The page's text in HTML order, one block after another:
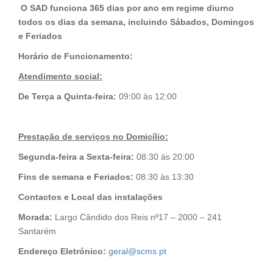
O SAD funciona 365 dias por ano em regime diurno
todos os dias da semana, incluindo Sábados, Domingos
e Feriados
Horário de Funcionamento:
Atendimento social:
De Terça a Quinta-feira: 09:00 às 12:00
Prestação de serviços no Domicílio:
Segunda-feira a Sexta-feira: 08:30 às 20:00
Fins de semana e Feriados: 08:30 às 13:30
Contactos e Local das instalações
Morada: Largo Cândido dos Reis nº17 – 2000 – 241
Santarém
Endereço Eletrónico: geral@scms.pt